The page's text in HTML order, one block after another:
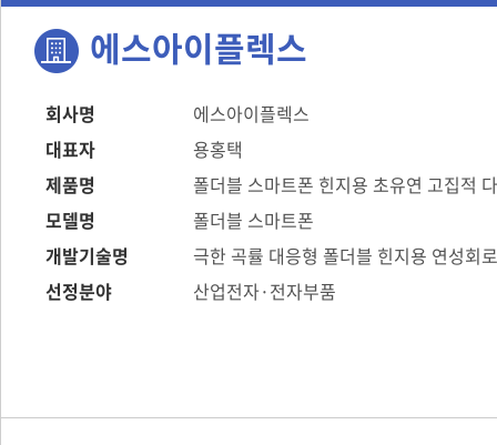
에스아이플렉스
회사명
에스아이플렉스
대표자
용홍택
제품명
폴더블 스마트폰 힌지용 초유연 고집적
모델명
폴더블 스마트폰
개발기술명
극한 곡률 대응형 폴더블 힌지용 연성회
선정분야
산업전자·전자부품